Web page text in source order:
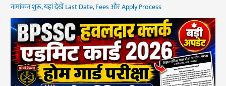
नामांकन शुरू, यहां देखें Last Date, Fees और Apply Process